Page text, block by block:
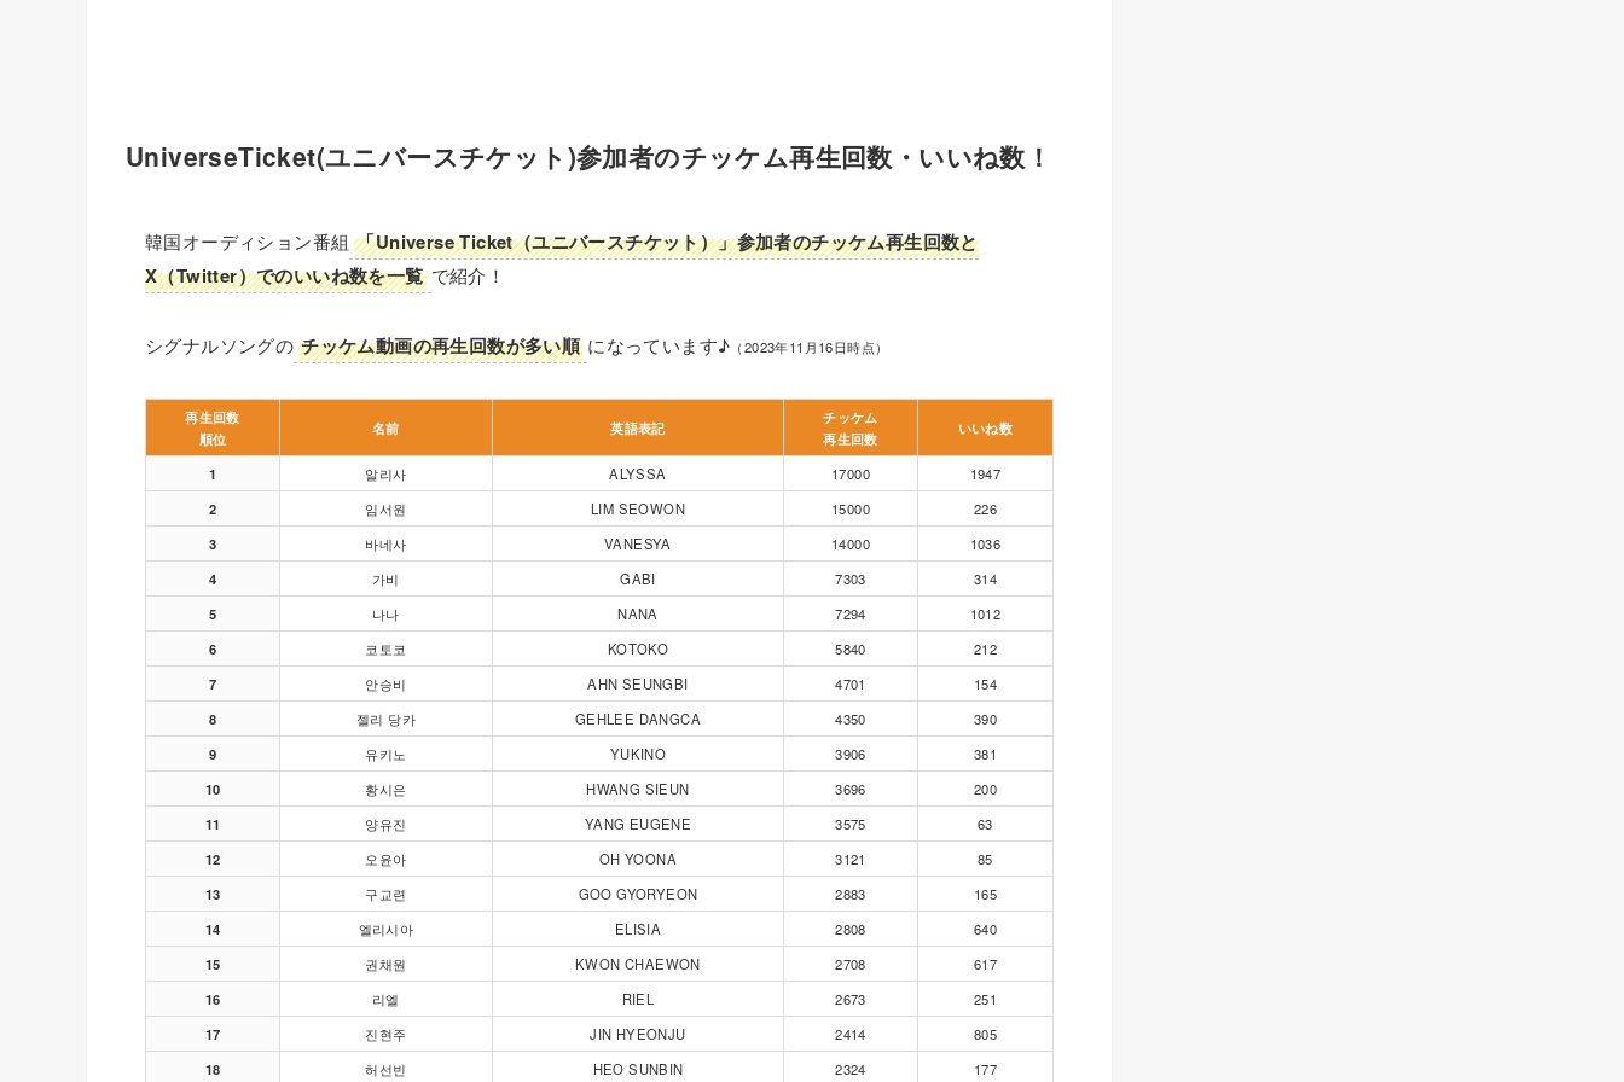
UniverseTicket(ユニバースチケット)参加者のチッケム再生回数・いいね数！
韓国オーディション番組 「Universe Ticket（ユニバースチケット）」参加者のチッケム再生回数と
X（Twitter）でのいいね数を一覧 で紹介！
シグナルソングの チッケム動画の再生回数が多い順 になっています♪ （2023年11月16日時点）
再生回数
順位
名前 英語表記
チッケム
再生回数
いいね数
1 알리사 ALYSSA 17000
1947
2
임서원 LIM SEOWON 15000
226
3
바네사 VANESYA 14000
1036
4
가비 GABI 7303
314
5
나나 NANA 7294
1012
6
코토코 KOTOKO 5840
212
7
안승비 AHN SEUNGBI 4701
154
8
젤리 당카 GEHLEE DANGCA 4350
390
9
유키노 YUKINO 3906
381
10
황시은 HWANG SIEUN 3696
200
11
양유진 YANG EUGENE 3575
63
12
오윤아 OH YOONA 3121
85
13
구교련 GOO GYORYEON 2883
165
14
엘리시아 ELISIA 2808
640
15
권채원 KWON CHAEWON 2708
617
16
리엘 RIEL 2673
251
17
진현주 JIN HYEONJU 2414
805
18
허선빈 HEO SUNBIN 2324 177